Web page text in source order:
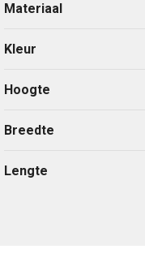
Materiaal
Kleur
Hoogte
Breedte
Lengte